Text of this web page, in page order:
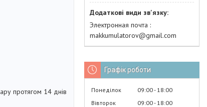
протягом 14 днів
Электронная почта
makkumulatorov@gmail.com
Графік роботи
Понеділок 09:00 18:00
Вівторок
09:00 18:00